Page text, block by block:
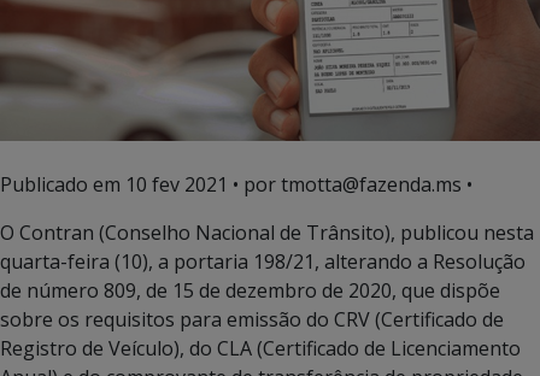
Publicado em 10 fev 2021 • por tmotta@fazenda.ms •
O Contran (Conselho Nacional de Trânsito), publicou nesta
quarta-feira (10), a portaria 198/21, alterando a Resolução
de número 809, de 15 de dezembro de 2020, que dispõe
sobre os requisitos para emissão do CRV (Certificado de
Registro de Veículo), do CLA (Certificado de Licenciamento